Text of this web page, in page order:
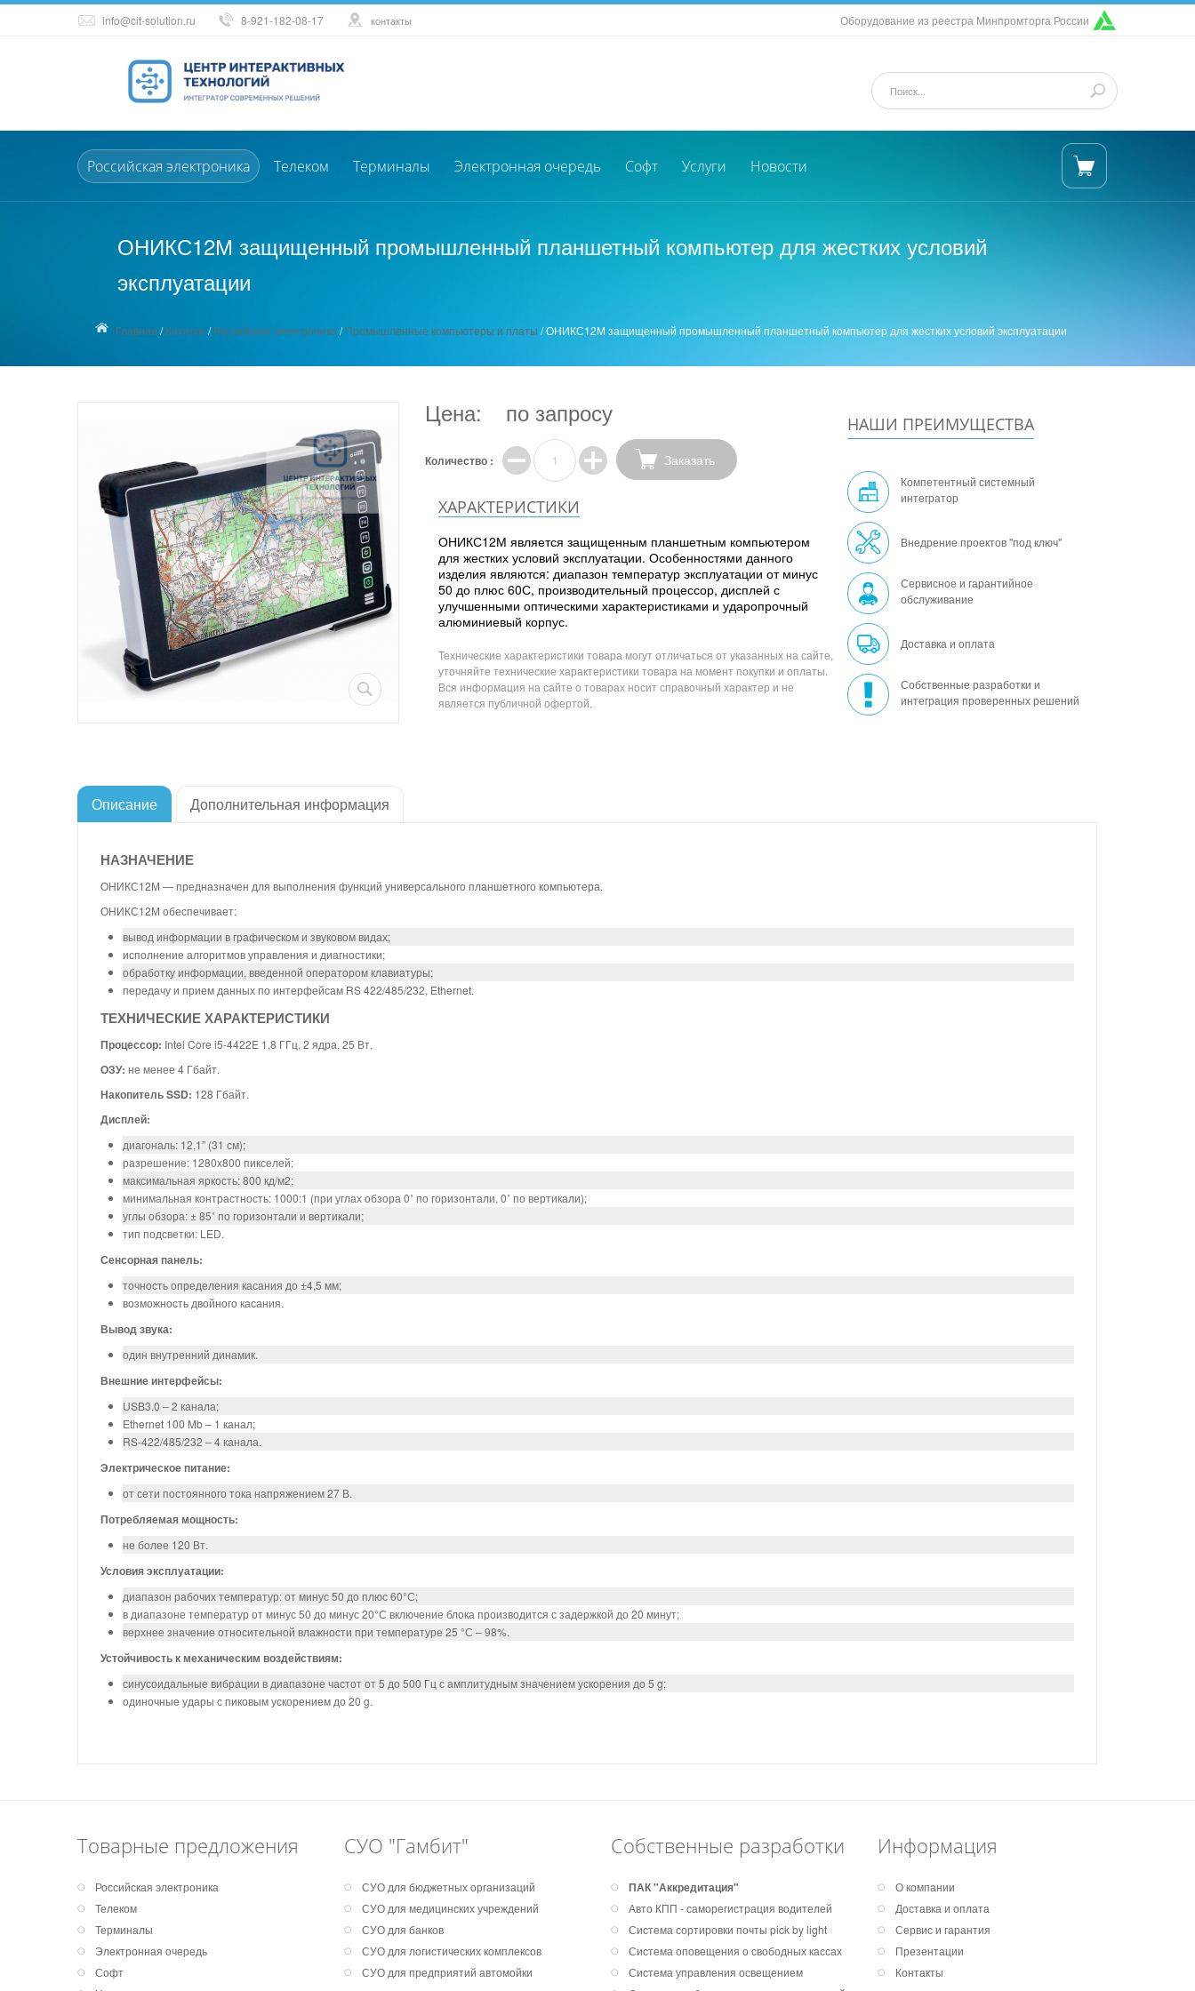
info@cit-solution.ru 8-921-182-08-17 контакты Оборудование из реестра Минпромторга России
Российская электроника Телеком Терминалы Электронная очередь Софт Услуги Новости
ОНИКС12М защищенный промышленный планшетный компьютер для жестких условий
эксплуатации
Главная /Каталог/Российская электроника /Промышленные компьютеры и платы /ОНИКС12М защищенный промышленный планшетный компьютер для жестких условий эксплуатации
Цена: по запросу
Количество : Заказать
ХАРАКТЕРИСТИКИ
ОНИКС12М является защищенным планшетным компьютером
для жестких условий эксплуатации. Особенностями данного
изделия являются: диапазон температур эксплуатации от минус
50 до плюс 60С, производительный процессор, дисплей с
улучшенными оптическими характеристиками и ударопрочный
алюминиевый корпус.
Технические характеристики товара могут отличаться от указанных на сайте,
уточняйте технические характеристики товара на момент покупки и оплаты.
Вся информация на сайте о товарах носит справочный характер и не
является публичной офертой.
НАШИ ПРЕИМУЩЕСТВА
Компетентный системный
интегратор
Внедрение проектов "под ключ"
Сервисное и гарантийное
обслуживание
Доставка и оплата
Собственные разработки и
интеграция проверенных решений
Описание Дополнительная информация
НАЗНАЧЕНИЕ
ОНИКС12М — предназначен для выполнения функций универсального планшетного компьютера.
ОНИКС12М обеспечивает:
вывод информации в графическом и звуковом видах;
исполнение алгоритмов управления и диагностики;
обработку информации, введенной оператором клавиатуры;
передачу и прием данных по интерфейсам RS 422/485/232, Ethernet.
ТЕХНИЧЕСКИЕ ХАРАКТЕРИСТИКИ
Процессор: Intel Core i5-4422E 1,8 ГГц, 2 ядра, 25 Вт.
ОЗУ: не менее 4 Гбайт.
Накопитель SSD: 128 Гбайт.
Дисплей:
диагональ: 12,1” (31 см);
разрешение: 1280х800 пикселей;
максимальная яркость: 800 кд/м2;
минимальная контрастность: 1000:1 (при углах обзора 0˚ по горизонтали, 0˚ по вертикали);
углы обзора: ± 85˚ по горизонтали и вертикали;
тип подсветки: LED.
Сенсорная панель:
точность определения касания до ±4,5 мм;
возможность двойного касания.
Вывод звука:
один внутренний динамик.
Внешние интерфейсы:
USB3.0 – 2 канала;
Ethernet 100 Mb – 1 канал;
RS-422/485/232 – 4 канала.
Электрическое питание:
от сети постоянного тока напряжением 27 В.
Потребляемая мощность:
не более 120 Вт.
Условия эксплуатации:
диапазон рабочих температур: от минус 50 до плюс 60°С;
в диапазоне температур от минус 50 до минус 20°С включение блока производится с задержкой до 20 минут;
верхнее значение относительной влажности при температуре 25 °С – 98%.
Устойчивость к механическим воздействиям:
синусоидальные вибрации в диапазоне частот от 5 до 500 Гц с амплитудным значением ускорения до 5 g;
одиночные удары с пиковым ускорением до 20 g.
Товарные предложения
Российская электроника
Телеком
Терминалы
Электронная очередь
Софт
СУО "Гамбит"
СУО для бюджетных организаций
СУО для медицинских учреждений
СУО для банков
СУО для логистических комплексов
СУО для предприятий автомойки
Собственные разработки
ПАК "Аккредитация"
Авто КПП - саморегистрация водителей
Система сортировки почты pick by light
Система оповещения о свободных кассах
Система управления освещением
Информация
О компании
Доставка и оплата
Сервис и гарантия
Презентации
Контакты